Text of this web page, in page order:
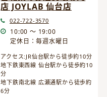
店 JOYLAB 仙台店
022-722-3570
10:00 ～ 19:00
定休日：毎週水曜日
アクセス:JR仙台駅から徒歩約10分
地下鉄東西線 仙台駅から徒歩約10
分
地下鉄南北線 広瀬通駅から徒歩約
6分